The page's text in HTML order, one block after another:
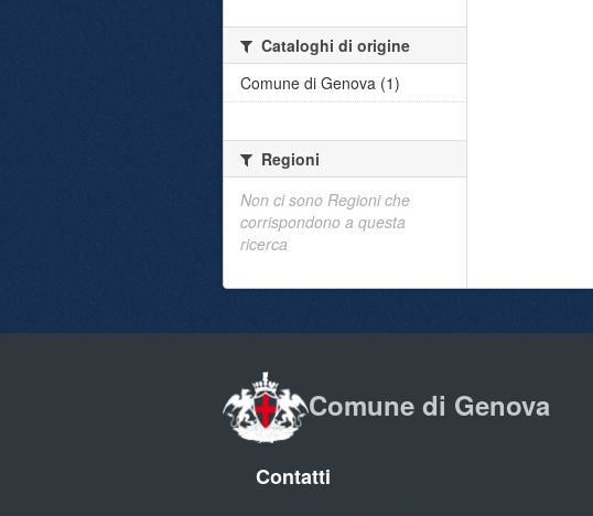
Cataloghi di origine
Comune di Genova (1)
Regioni
Non ci sono Regioni che
corrispondono a questa
ricerca
Comune di Genova
Contatti